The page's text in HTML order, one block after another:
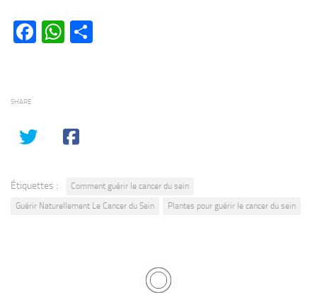
Facebook
WhatsApp
SHARE
Étiquettes :
Comment guérir le cancer du sein
Guérir Naturellement Le Cancer du Sein
Plantes pour guérir le cancer du sein